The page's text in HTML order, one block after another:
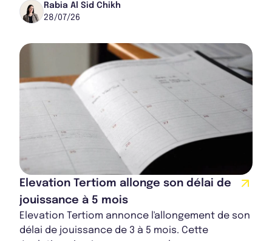
cœur de Fort-de-France. L'opération se distin...
Rabia Al Sid Chikh
28/07/26
Elevation Tertiom allonge son délai de
jouissance à 5 mois
Elevation Tertiom annonce l'allongement de son
délai de jouissance de 3 à 5 mois. Cette